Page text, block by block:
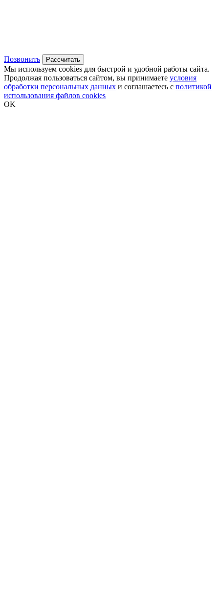
Позвонить Рассчитать
Мы используем cookies для быстрой и удобной работы сайта.
Продолжая пользоваться сайтом, вы принимаете условия
обработки персональных данных и соглашаетесь с политикой
использования файлов cookies
OK